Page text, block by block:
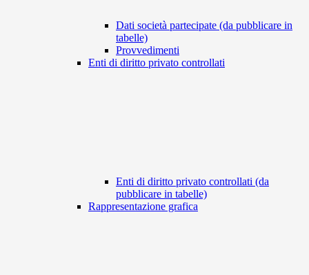
Dati società partecipate (da pubblicare in
tabelle)
Provvedimenti
Enti di diritto privato controllati
Enti di diritto privato controllati (da
pubblicare in tabelle)
Rappresentazione grafica